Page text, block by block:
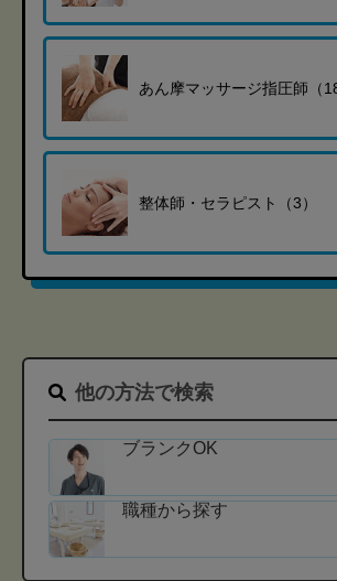
あん摩マッサージ指圧師（
整体師・セラピスト（3）
他の方法で検索
ブランクOK
職種から探す